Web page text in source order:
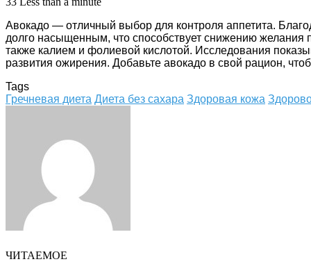
Авокадо — отличный выбор для контроля аппетита.
долго насыщенным, что способствует снижению желания
также калием и фолиевой кислотой. Исследования
развития ожирения. Добавьте авокадо в свой рацион,
Tags
Гречневая диета Диета без сахара Здоровая кожа
ЧИТАЕМОЕ